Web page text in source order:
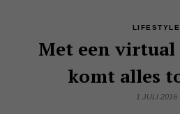
LIFESTYLE
Met een
komt alles
1 JULI 2016